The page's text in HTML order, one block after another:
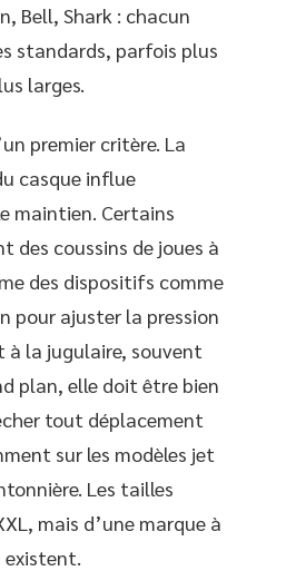
Bell, Shark : chacun
standards, parfois plus
larges.
premier critère. La
casque influe
maintien. Certains
des coussins de joues à
des dispositifs comme
pour ajuster la pression
à la jugulaire, souvent
plan, elle doit être bien
tout déplacement
sur les modèles jet
Les tailles
mais d’une marque à
existent.